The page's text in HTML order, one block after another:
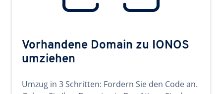
Vorhandene Domain zu IONOS
umziehen
Umzug in 3 Schritten: Fordern Sie den Code an.